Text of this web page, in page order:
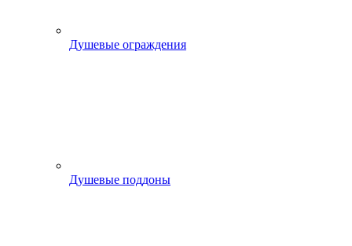
Душевые ограждения
Душевые поддоны